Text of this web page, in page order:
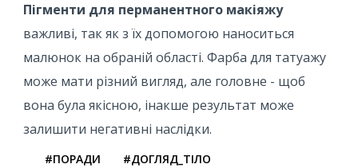
Пігменти для перманентного макіяжу
важливі, так як з їх допомогою наноситься
малюнок на обраній області. Фарба для татуажу
може мати різний вигляд, але головне - щоб
вона була якісною, інакше результат може
залишити негативні наслідки.
#ПОРАДИ #ДОГЛЯД_ТІЛО